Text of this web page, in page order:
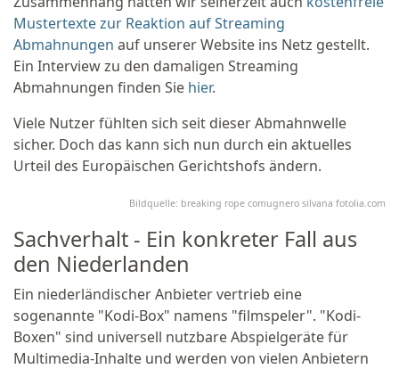
Mustertexte zur Reaktion auf Streaming
Abmahnungen auf unserer Website ins Netz gestellt.
Ein Interview zu den damaligen Streaming
Abmahnungen finden Sie hier.
Viele Nutzer fühlten sich seit dieser Abmahnwelle
sicher. Doch das kann sich nun durch ein aktuelles
Urteil des Europäischen Gerichtshofs ändern.
Bildquelle: breaking rope comugnero silvana fotolia.com
Sachverhalt - Ein konkreter Fall aus
den Niederlanden
Ein niederländischer Anbieter vertrieb eine
sogenannte "Kodi-Box" namens "filmspeler". "Kodi-
Boxen" sind universell nutzbare Abspielgeräte für
Multimedia-Inhalte und werden von vielen Anbietern